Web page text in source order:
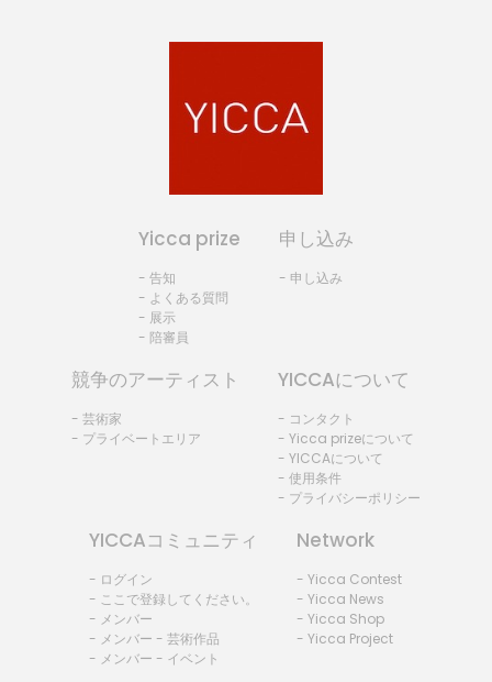
Yicca prize
- 告知
- よくある質問
- 展示
- 陪審員
申し込み
- 申し込み
競争のアーティスト
- 芸術家
- プライベートエリア
YICCAについて
- コンタクト
- Yicca prizeについて
- YICCAについて
- 使用条件
- プライバシーポリシー
YICCAコミュニティ
- ログイン
- ここで登録してください。
- メンバー
- メンバー - 芸術作品
- メンバー - イベント
Network
- Yicca Contest
- Yicca News
- Yicca Shop
- Yicca Project